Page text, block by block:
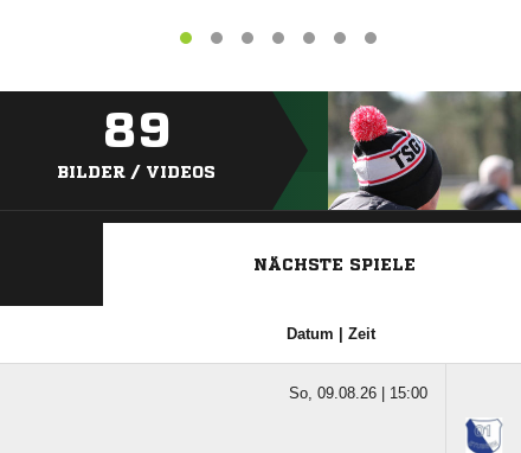
89
BILDER / VIDEOS
NÄCHSTE SPIELE
Datum | Zeit
So, 09.08.26 | 15:00